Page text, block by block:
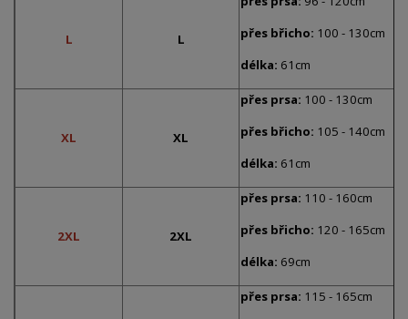
L L
přes břicho: 100 - 130cm
délka: 61cm
XL XL
přes prsa: 100 - 130cm
přes břicho: 105 - 140cm
délka: 61cm
2XL 2XL
přes prsa: 110 - 160cm
přes břicho: 120 - 165cm
délka: 69cm
přes prsa: 115 - 165cm